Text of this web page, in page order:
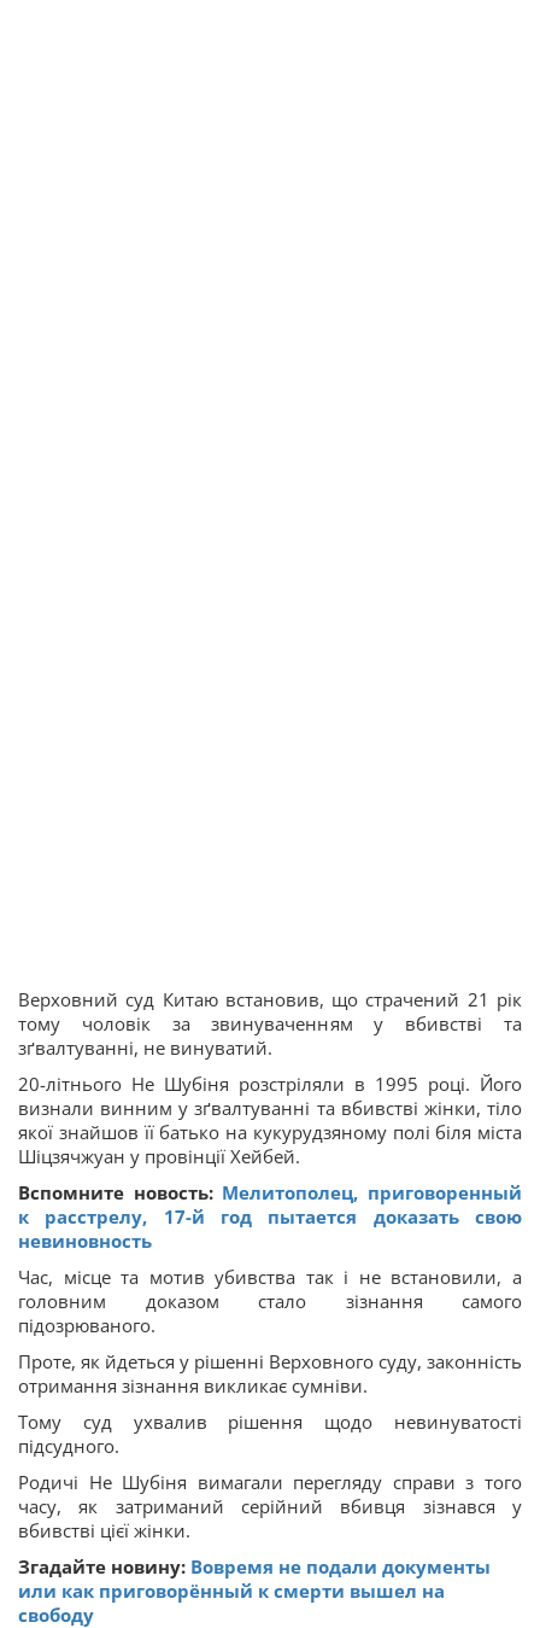
Верховний суд Китаю встановив, що страчений 21 рік
тому чоловік за звинуваченням у вбивстві та
зґвалтуванні, не винуватий.
20-літнього Не Шубіня розстріляли в 1995 році. Його
визнали винним у зґвалтуванні та вбивстві жінки, тіло
якої знайшов її батько на кукурудзяному полі біля міста
Шіцзячжуан у провінції Хейбей.
Вспомните новость: Мелитополец, приговоренный
к расстрелу, 17-й год пытается доказать свою
невиновность
Час, місце та мотив убивства так і не встановили, а
головним доказом стало зізнання самого
підозрюваного.
Проте, як йдеться у рішенні Верховного суду, законність
отримання зізнання викликає сумніви.
Тому суд ухвалив рішення щодо невинуватості
підсудного.
Родичі Не Шубіня вимагали перегляду справи з того
часу, як затриманий серійний вбивця зізнався у
вбивстві цієї жінки.
Згадайте новину: Вовремя не подали документы
или как приговорённый к смерти вышел на
свободу